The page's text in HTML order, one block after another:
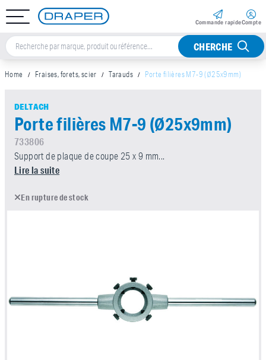
Commande rapideCompte
CHERCHE
Home Fraises, forets, scier Tarauds Porte filières M7-9 (Ø25x9mm)
DELTACH
Porte filières M7-9 (Ø25x9mm)
733806
Support de plaque de coupe 25 x 9 mm...
Lire la suite
En rupture de stock